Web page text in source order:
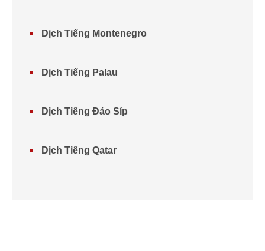
Dịch Tiếng Montenegro
Dịch Tiếng Palau
Dịch Tiếng Đảo Síp
Dịch Tiếng Qatar